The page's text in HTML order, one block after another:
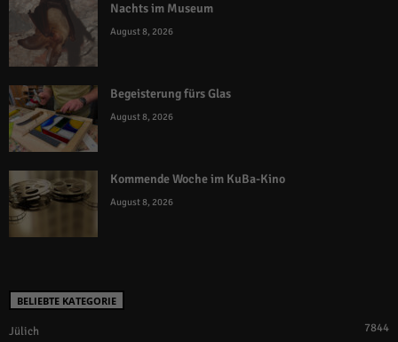
Nachts im Museum
August 8, 2026
Begeisterung fürs Glas
August 8, 2026
Kommende Woche im KuBa-Kino
August 8, 2026
BELIEBTE KATEGORIE
Jülich 7844